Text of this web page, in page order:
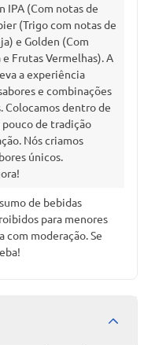
IPA (Com notas de
(Trigo com notas de
e Golden (Com
Frutas Vermelhas). A
a experiência
e combinações
Colocamos dentro de
pouco de tradição
Nós criamos
únicos.
de bebidas
para menores
com moderação. Se